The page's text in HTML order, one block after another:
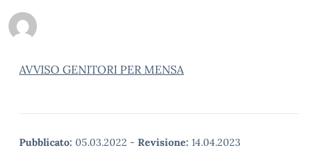
AVVISO GENITORI PER MENSA
Pubblicato: 05.03.2022 - Revisione: 14.04.2023